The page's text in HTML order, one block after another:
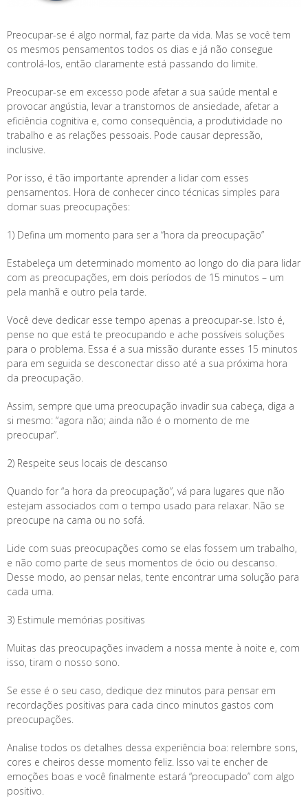
Preocupar-se é algo normal, faz parte da vida. Mas se você tem
os mesmos pensamentos todos os dias e já não consegue
controlá-los, então claramente está passando do limite.
Preocupar-se em excesso pode afetar a sua saúde mental e
provocar angústia, levar a transtornos de ansiedade, afetar a
eficiência cognitiva e, como consequência, a produtividade no
trabalho e as relações pessoais. Pode causar depressão,
inclusive.
Por isso, é tão importante aprender a lidar com esses
pensamentos. Hora de conhecer cinco técnicas simples para
domar suas preocupações:
1) Defina um momento para ser a “hora da preocupação”
Estabeleça um determinado momento ao longo do dia para lidar
com as preocupações, em dois períodos de 15 minutos – um
pela manhã e outro pela tarde.
Você deve dedicar esse tempo apenas a preocupar-se. Isto é,
pense no que está te preocupando e ache possíveis soluções
para o problema. Essa é a sua missão durante esses 15 minutos
para em seguida se desconectar disso até a sua próxima hora
da preocupação.
Assim, sempre que uma preocupação invadir sua cabeça, diga a
si mesmo: “agora não; ainda não é o momento de me
preocupar”.
2) Respeite seus locais de descanso
Quando for “a hora da preocupação”, vá para lugares que não
estejam associados com o tempo usado para relaxar. Não se
preocupe na cama ou no sofá.
Lide com suas preocupações como se elas fossem um trabalho,
e não como parte de seus momentos de ócio ou descanso.
Desse modo, ao pensar nelas, tente encontrar uma solução para
cada uma.
3) Estimule memórias positivas
Muitas das preocupações invadem a nossa mente à noite e, com
isso, tiram o nosso sono.
Se esse é o seu caso, dedique dez minutos para pensar em
recordações positivas para cada cinco minutos gastos com
preocupações.
Analise todos os detalhes dessa experiência boa: relembre sons,
cores e cheiros desse momento feliz. Isso vai te encher de
emoções boas e você finalmente estará “preocupado” com algo
positivo.